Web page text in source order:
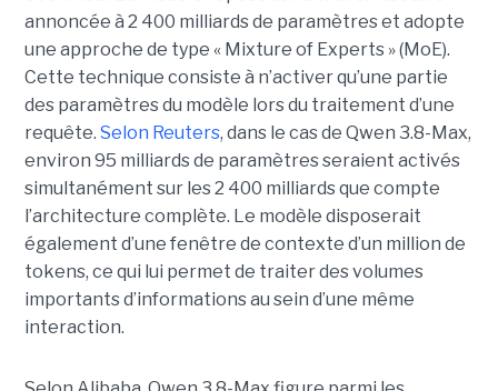
annoncée à 2 400 milliards de paramètres et adopte
une approche de type « Mixture of Experts » (MoE).
Cette technique consiste à n’activer qu’une partie
des paramètres du modèle lors du traitement d’une
requête. Selon Reuters, dans le cas de Qwen 3.8-Max,
environ 95 milliards de paramètres seraient activés
simultanément sur les 2 400 milliards que compte
l’architecture complète. Le modèle disposerait
également d’une fenêtre de contexte d’un million de
tokens, ce qui lui permet de traiter des volumes
importants d’informations au sein d’une même
interaction.